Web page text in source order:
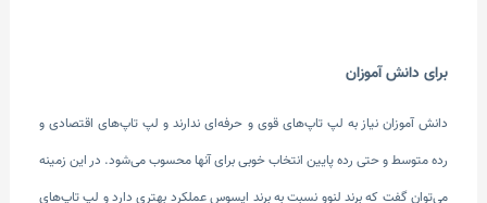
برای دانش آموزان
دانش آموزان نیاز به لپ تاپ‌های قوی و حرفه‌ای ندارند و لپ تاپ‌های اقتصادی و
رده متوسط و حتی رده پایین انتخاب خوبی برای آنها محسوب می‌شود. در این زمینه
می‌توان گفت که برند لنوو نسبت به برند ایسوس عملکرد بهتری دارد و لپ تاپ‌های